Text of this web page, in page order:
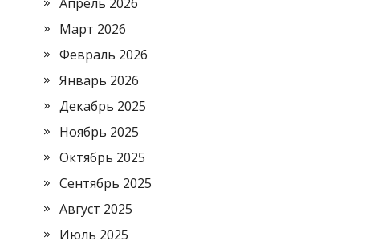
Март 2026
Февраль 2026
Январь 2026
Декабрь 2025
Ноябрь 2025
Октябрь 2025
Сентябрь 2025
Август 2025
Июль 2025